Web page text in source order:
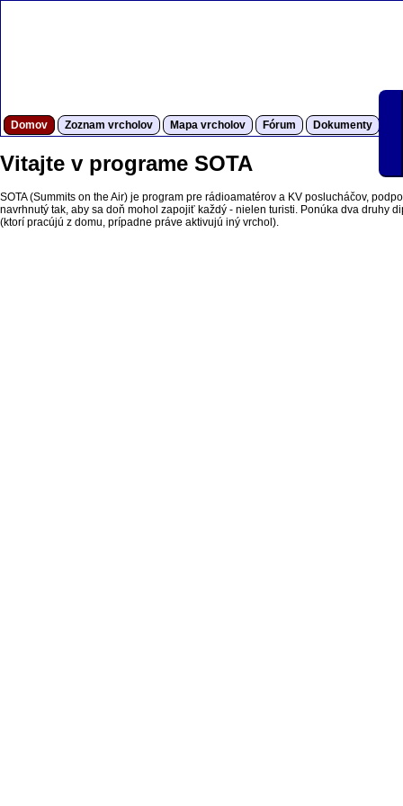
Domov Zoznam vrcholov Mapa vrcholov Fórum Dokumenty
Vitajte v programe SOTA
SOTA (Summits on the Air) je program pre rádioamatérov a KV poslucháčov,
navrhnutý tak, aby sa doň mohol zapojiť každý - nielen turisti. Ponúka dva druhy
(ktorí pracújú z domu, prípadne práve aktivujú iný vrchol).